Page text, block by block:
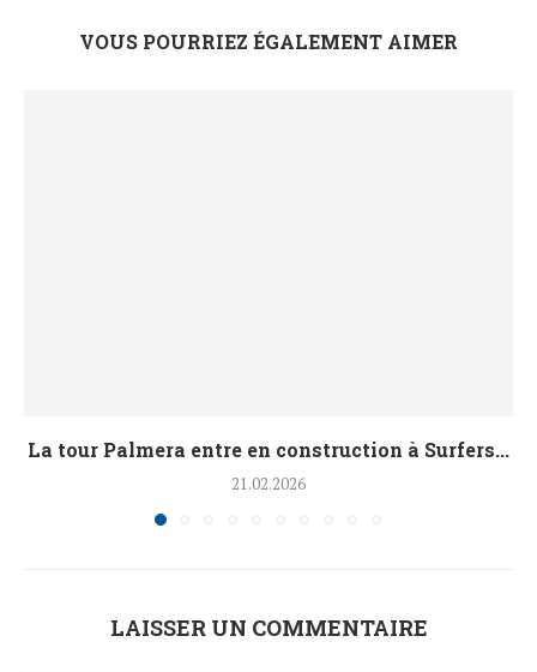
VOUS POURRIEZ ÉGALEMENT AIMER
La tour Palmera entre en construction à Surfers...
21.02.2026
LAISSER UN COMMENTAIRE